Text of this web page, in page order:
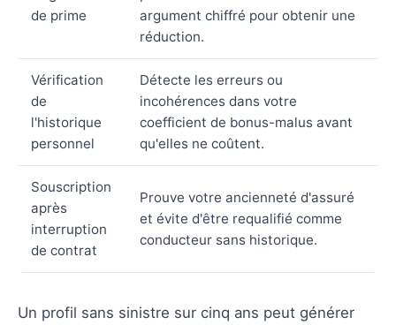
de prime
argument chiffré pour obtenir une
réduction.
Vérification
de
l'historique
personnel
Détecte les erreurs ou
incohérences dans votre
coefficient de bonus-malus avant
qu'elles ne coûtent.
Souscription
après
interruption
de contrat
Prouve votre ancienneté d'assuré
et évite d'être requalifié comme
conducteur sans historique.
Un profil sans sinistre sur cinq ans peut générer